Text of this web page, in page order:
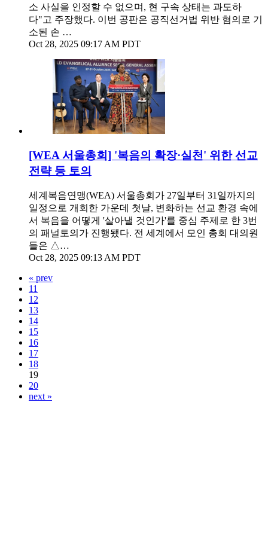
소 사실을 인정할 수 없으며, 현 구속 상태는 과도하
다"고 주장했다. 이번 공판은 공직선거법 위반 혐의로 기
소된 손 …
Oct 28, 2025 09:17 AM PDT
[WEA 서울총회] '복음의 확장·실천' 위한 선교
전략 등 토의
세계복음연맹(WEA) 서울총회가 27일부터 31일까지의
일정으로 개회한 가운데 첫날, 변화하는 선교 환경 속에
서 복음을 어떻게 '살아낼 것인가'를 중심 주제로 한 3번
의 패널토의가 진행됐다. 전 세계에서 모인 총회 대의원
들은 △…
Oct 28, 2025 09:13 AM PDT
« prev
11
12
13
14
15
16
17
18
19
20
next »